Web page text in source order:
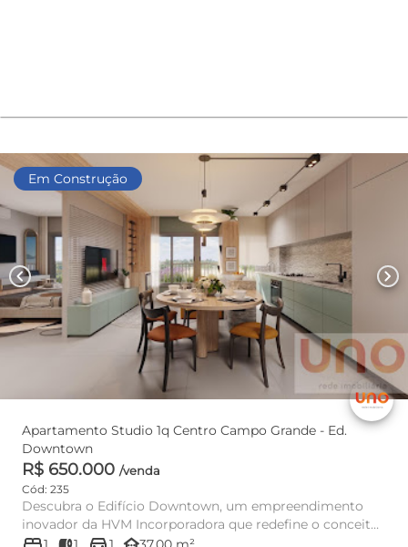
Em Construção
chevron_left chevron_right
Apartamento Studio 1q Centro Campo Grande - Ed.
Downtown
R$ 650.000 /venda
Cód: 235
Descubra o Edifício Downtown, um empreendimento
inovador da HVM Incorporadora que redefine o conceito
de morar bem no c...